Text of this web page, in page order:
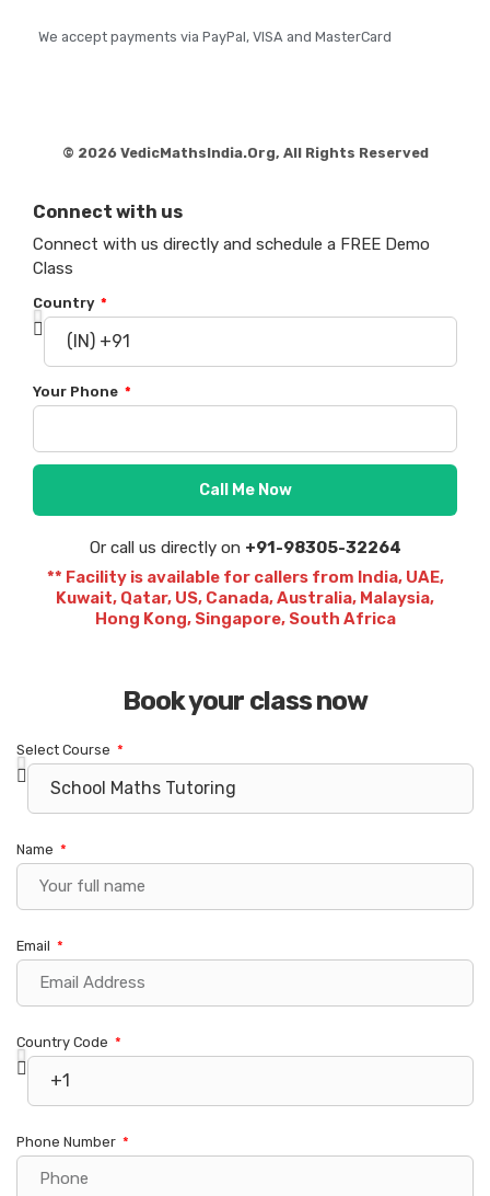
We accept payments via PayPal, VISA and MasterCard
© 2026 VedicMathsIndia.Org, All Rights Reserved
Connect with us
Connect with us directly and schedule a FREE Demo
Class
Country
Your Phone
Call Me Now
Or call us directly on +91-98305-32264
** Facility is available for callers from India, UAE,
Kuwait, Qatar, US, Canada, Australia, Malaysia,
Hong Kong, Singapore, South Africa
Book your class now
Select Course
Name
Email
Country Code
Phone Number